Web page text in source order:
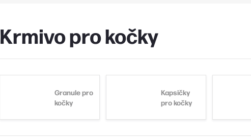
Krmivo pro kočky
Granule pro
kočky
Kapsičky
pro kočky